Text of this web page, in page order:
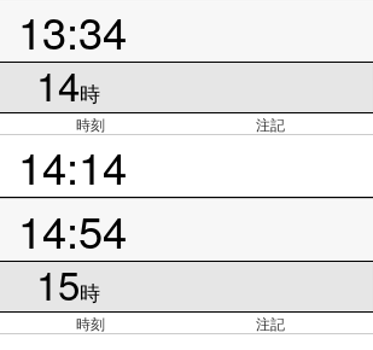
13:34
14時
時刻 注記
14:14
14:54
15時
時刻 注記